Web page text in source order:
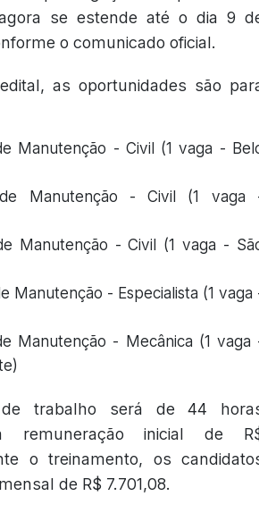
se estende até o dia 9
o comunicado oficial.
as oportunidades são
Manutenção - Civil (1 vaga -
de Manutenção - Civil (1 vaga
Manutenção - Civil (1 vaga -
Manutenção - Especialista (1 vaga
Manutenção - Mecânica (1 vaga
trabalho será de 44
remuneração inicial de
o treinamento, os
de R$ 7.701,08.